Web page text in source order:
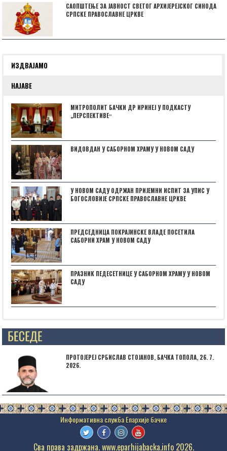
САОПШТЕЊЕ ЗА ЈАВНОСТ СВЕТОГ АРХИЈЕРЕЈСКОГ СИНОДА
СРПСКЕ ПРАВОСЛАВНЕ ЦРКВЕ
ИЗДВАЈАМО
НАЈАВЕ
МИТРОПОЛИТ БАЧКИ ДР ИРИНЕЈ У ПОДКАСТУ
„ПЕРСПЕКТИВЕˮ
ВИДОВДАН У САБОРНОМ ХРАМУ У НОВОМ САДУ
У НОВОМ САДУ ОДРЖАН ПРИЈЕМНИ ИСПИТ ЗА УПИС У
БОГОСЛОВИЈЕ СРПСКЕ ПРАВОСЛАВНЕ ЦРКВЕ
ПРЕДСЕДНИЦА ПОКРАЈИНСКЕ ВЛАДЕ ПОСЕТИЛА
САБОРНИ ХРАМ У НОВОМ САДУ
ПРАЗНИК ПЕДЕСЕТНИЦЕ У САБОРНОМ ХРАМУ У НОВОМ
САДУ
Posts not found
ПРОТОЈЕРЕЈ СРБИСЛАВ СТОЈАНОВ, БАЧКА ТОПОЛА, 26. 7.
2026.
Сва права задржана. www.eparhijabacka.info 2026.